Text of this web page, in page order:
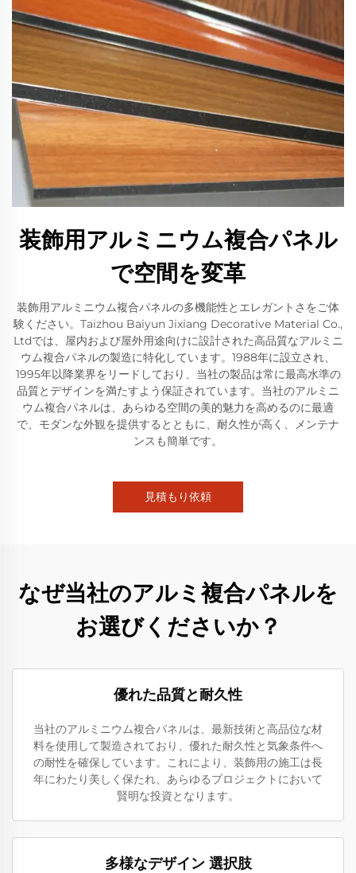
装飾用アルミニウム複合パネル
で空間を変革
装飾用アルミニウム複合パネルの多機能性とエレガントさをご体
験ください。Taizhou Baiyun Jixiang Decorative Material Co.,
Ltdでは、屋内および屋外用途向けに設計された高品質なアルミニ
ウム複合パネルの製造に特化しています。1988年に設立され、
1995年以降業界をリードしており、当社の製品は常に最高水準の
品質とデザインを満たすよう保証されています。当社のアルミニ
ウム複合パネルは、あらゆる空間の美的魅力を高めるのに最適
で、モダンな外観を提供するとともに、耐久性が高く、メンテナ
ンスも簡単です。
見積もり依頼
なぜ当社のアルミ複合パネルを
お選びくださいか？
優れた品質と耐久性
当社のアルミニウム複合パネルは、最新技術と高品位な材
料を使用して製造されており、優れた耐久性と気象条件へ
の耐性を確保しています。これにより、装飾用の施工は長
年にわたり美しく保たれ、あらゆるプロジェクトにおいて
賢明な投資となります。
多様なデザイン 選択肢